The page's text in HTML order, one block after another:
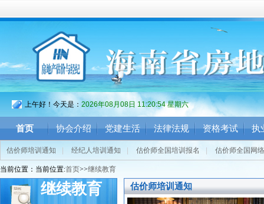
上午好！今天是： 2026年08月08日 11:20:55 星期六
首页 协会介绍 党建生活 法律法规 资格考试 执
估价师培训通知 经纪人培训通知 估价师全国培训报名 估价师全国网
当前位置：当前位置:首页>>继续教育
继续教育 估价师培训通知